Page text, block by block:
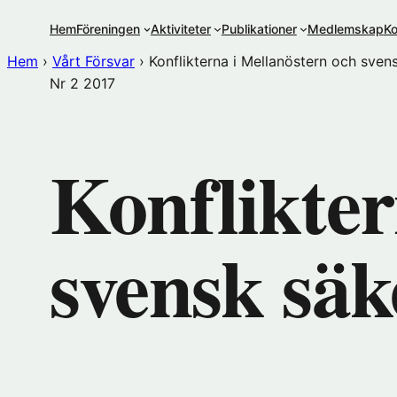
innehåll
HemFöreningen Aktiviteter Publikationer Medlemskap
Hem › Vårt Försvar › Konflikterna i Mellanöstern och
Nr 2 2017
svensk